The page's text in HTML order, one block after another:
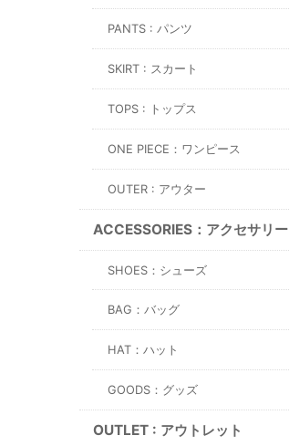
PANTS : パンツ
SKIRT : スカート
TOPS : トップス
ONE PIECE：ワンピース
OUTER : アウター
ACCESSORIES：アクセサリー
SHOES：シューズ
BAG：バッグ
HAT：ハット
GOODS：グッズ
OUTLET : アウトレット